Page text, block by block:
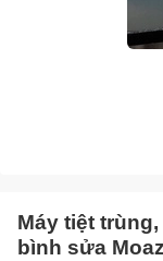
Máy tiệt
bình sửa